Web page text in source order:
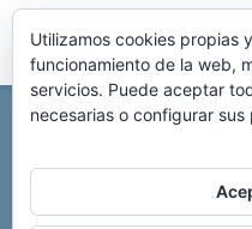
REPARACIÓN CENTRALITA DE
Copyright © 2025
Utilizamos cookies propias
funcionamiento de la web,
servicios. Puede aceptar
necesarias o configurar sus